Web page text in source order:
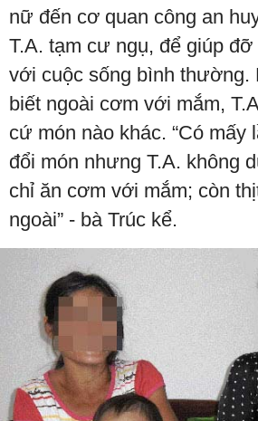
nữ đến cơ quan công an
T.A. tạm cư ngụ, để giúp đỡ
với cuộc sống bình thường.
biết ngoài cơm với mắm,
cứ món nào khác. “Có mấy
đổi món nhưng T.A. không
chỉ ăn cơm với mắm; còn
ngoài” - bà Trúc kể.